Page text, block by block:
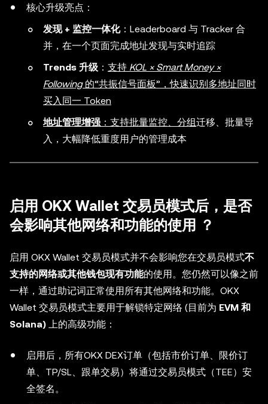
核心升级亮点：
发现 + 监控一体化：Leaderboard 与 Tracker 合
并，在一个页面完成地址发现与实时追踪
Trends 升级 ： 支持 KOL × Smart Money ×
Following的“共振信号面板”，快速识别多地址同时
买入同一 Token
地址管理增强 ：支持批量监控、分组迁移、批量导
入，大幅降低重度用户的管理成本
启用 OKX Wallet 交易员模式后，是否
会影响其他网络和功能的使用 ？
启用 OKX Wallet 交易员模式并不会影响您在交易员模式不
支持的网络或其他钱包现有功能的使用。您仍然可以像之前
一样，通过助记词正常使用所有其他网络和功能。OKX
Wallet 交易员模式主要用于解锁特定网络 (目前为 EVM 和
Solana) 上的高级功能：
启用后，所有OKX DEX订单（包括市价订单、限价订
单、TP/SL、跟单交易）将通过交易员模式 （TEE）安
全签名。